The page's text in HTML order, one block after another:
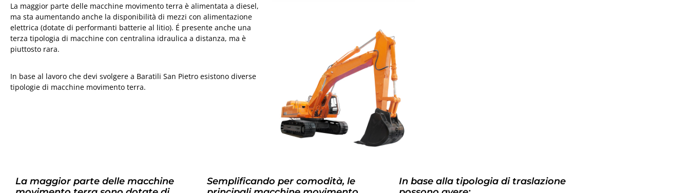
La maggior parte delle macchine movimento terra è alimentata a diesel,
ma sta aumentando anche la disponibilità di mezzi con alimentazione
elettrica (dotate di performanti batterie al litio). É presente anche una
terza tipologia di macchine con centralina idraulica a distanza, ma è
piuttosto rara.
In base al lavoro che devi svolgere a Baratili San Pietro esistono diverse
tipologie di macchine movimento terra.
La maggior parte delle macchine
Semplificando per comodità, le
In base alla tipologia di traslazione